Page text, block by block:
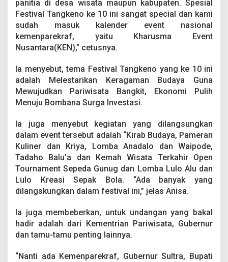
panitia di desa wisata maupun kabupaten. Spesial
Festival Tangkeno ke 10 ini sangat special dan kami
sudah masuk kalender event nasional
kemenparekraf, yaitu Kharusma Event
Nusantara(KEN),” cetusnya.
Ia menyebut, tema Festival Tangkeno yang ke 10 ini
adalah Melestarikan Keragaman Budaya Guna
Mewujudkan Pariwisata Bangkit, Ekonomi Pulih
Menuju Bombana Surga Investasi.
Ia juga menyebut kegiatan yang dilangsungkan
dalam event tersebut adalah “Kirab Budaya, Pameran
Kuliner dan Kriya, Lomba Anadalo dan Waipode,
Tadaho Balu’a dan Kemah Wisata Terkahir Open
Tournament Sepeda Gunug dan Lomba Lulo Alu dan
Lulo Kreasi Sepak Bola. “Ada banyak yang
dilangskungkan dalam festival ini,” jelas Anisa.
Ia juga membeberkan, untuk undangan yang bakal
hadir adalah dari Kementrian Pariwisata, Gubernur
dan tamu-tamu penting lainnya.
“Nanti ada Kemenparekraf, Gubernur Sultra, Bupati